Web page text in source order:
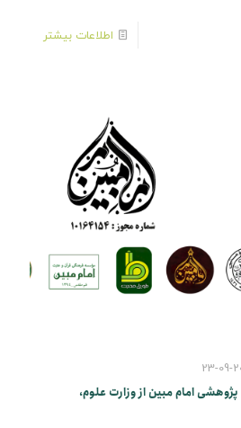
اطلاعات بیشتر
امام مبین از وزارت علوم،